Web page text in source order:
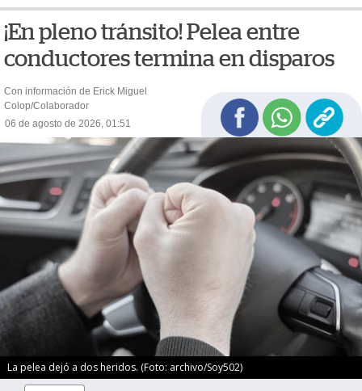
¡En pleno tránsito! Pelea entre
conductores termina en disparos
Con información de Erick Miguel
Colop/Colaborador
06 de agosto de 2026, 01:51
La pelea dejó a dos heridos. (Foto: archivo/Soy502)